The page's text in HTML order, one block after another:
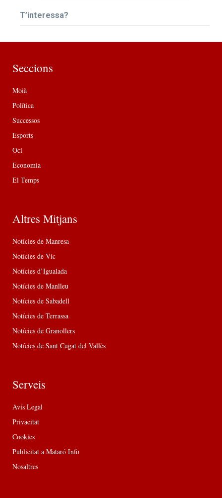
T’interessa?
Seccions
Moià
Política
Successos
Esports
Oci
Economia
El Temps
Altres Mitjans
Notícies de Manresa
Notícies de Vic
Notícies d’Igualada
Notícies de Manlleu
Notícies de Sabadell
Notícies de Terrassa
Notícies de Granollers
Notícies de Sant Cugat del Vallès
Serveis
Avís Legal
Privacitat
Cookies
Publicitat a Mataró Info
Nosaltres